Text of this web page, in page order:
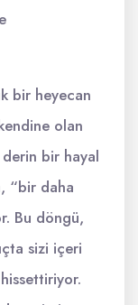
bir heyecan
olan
bir hayal
“bir daha
Bu döngü,
sizi içeri